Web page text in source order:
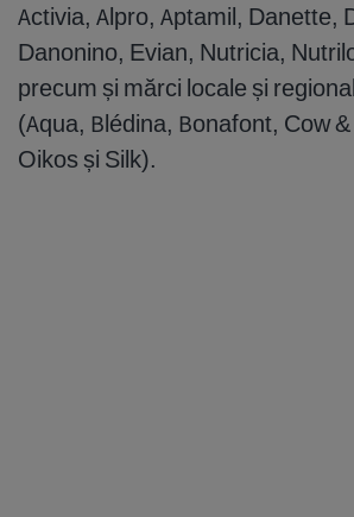
Activia, Alpro, Aptamil, Danette,
Danonino, Evian, Nutricia,
precum și mărci locale și
(Aqua, Blédina, Bonafont, Cow
Oikos și Silk).